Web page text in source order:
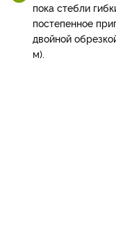
пока стебли
постепенное
двойной
м).